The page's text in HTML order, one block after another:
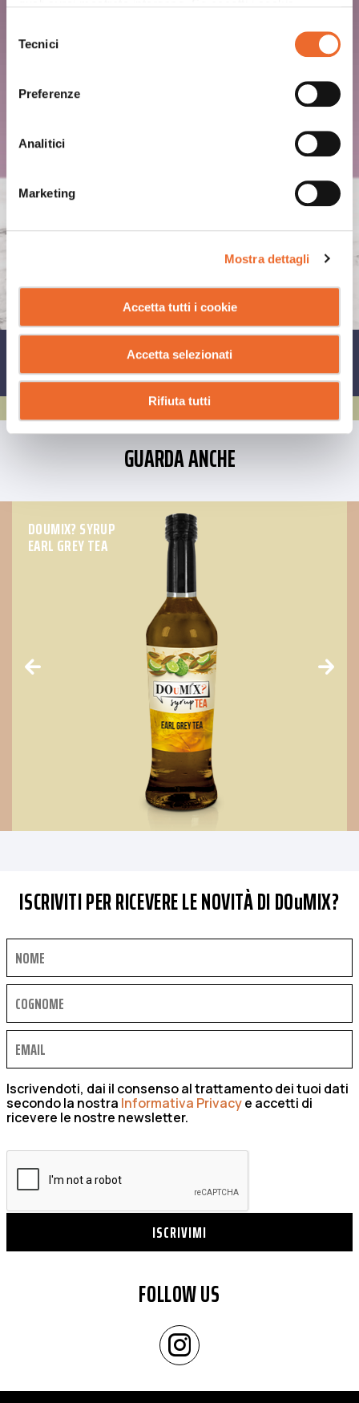
delTecnici
Preferenze
Analitici
Marketing
Mostra dettagli
Accetta tutti i cookie
Accetta selezionati
Rifiuta tutti
GUARDA ANCHE
DOUMIX? SYRUP
EARL GREY TEA
ISCRIVITI PER RICEVERE LE NOVITÀ DI DOuMIX?
Iscrivendoti, dai il consenso al trattamento dei tuoi dati
secondo la nostra Informativa Privacye accetti di
ricevere le nostre newsletter.
ISCRIVIMI
FOLLOW US